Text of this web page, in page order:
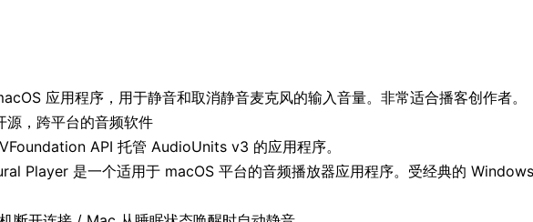
应用程序，用于静音和取消静音麦克风的输入音量。非常适合播客创作者。
源，跨平台的音频软件
API 托管 AudioUnits v3 的应用程序。
Player 是一个适用于 macOS 平台的音频播放器应用程序。受经典的